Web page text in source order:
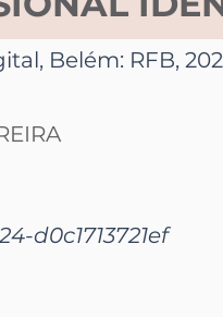
Belém: RFB,
d0c1713721ef